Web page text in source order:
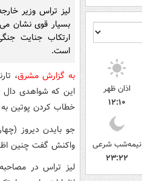
اذان ظهر
۱۲:۱۰
نیمه‌شب شرعی
۲۳:۲۲
لیز تراس وزیر
بسیار قوی نشان
ارتکاب جنایت
است.
به گزارش مشرق،
این که شواهدی دال
خطاب کردن پوتین به
جو بایدن دیروز
واکنش گفت چنین
لیز تراس در